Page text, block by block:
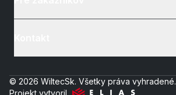
© 2026 WiltecSk. Všetky práva vyhradené.
Projekt vytvoril